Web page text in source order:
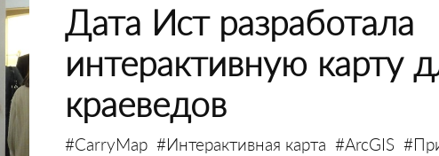
Дата Ист разработала
интерактивную карту
краеведов
#CarryMap #Интерактивная карта #ArcGIS